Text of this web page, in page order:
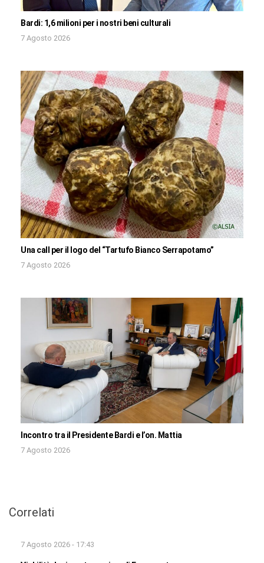
Bardi: 1,6 milioni per i nostri beni culturali
7 Agosto 2026
Una call per il logo del “Tartufo Bianco Serrapotamo”
7 Agosto 2026
Incontro tra il Presidente Bardi e l’on. Mattia
7 Agosto 2026
Correlati
7 Agosto 2026 - 17:43